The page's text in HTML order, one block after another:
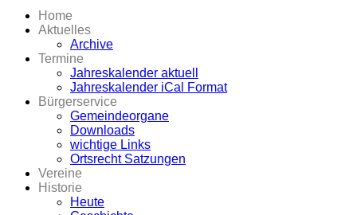
Home
Aktuelles
Archive
Termine
Jahreskalender aktuell
Jahreskalender iCal Format
Bürgerservice
Gemeindeorgane
Downloads
wichtige Links
Ortsrecht Satzungen
Vereine
Historie
Heute